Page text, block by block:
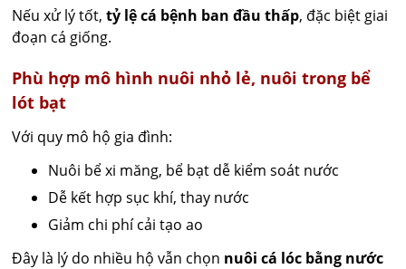
Nếu xử lý tốt,tỷ lệ cá bệnh ban đầu thấp, đặc biệt giai
đoạn cá giống.
Phù hợp mô hình nuôi nhỏ lẻ, nuôi trong bể
lót bạt
Với quy mô hộ gia đình:
Nuôi bể xi măng, bể bạt dễ kiểm soát nước
Dễ kết hợp sục khí, thay nước
Giảm chi phí cải tạo ao
Đây là lý do nhiều hộ vẫn chọn nuôi cá lóc bằng nước